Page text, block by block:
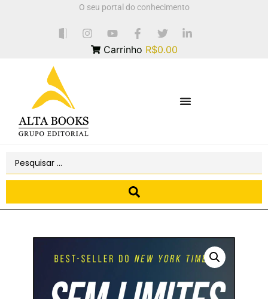
O seu portal do conhecimento
Carrinho R$0.00